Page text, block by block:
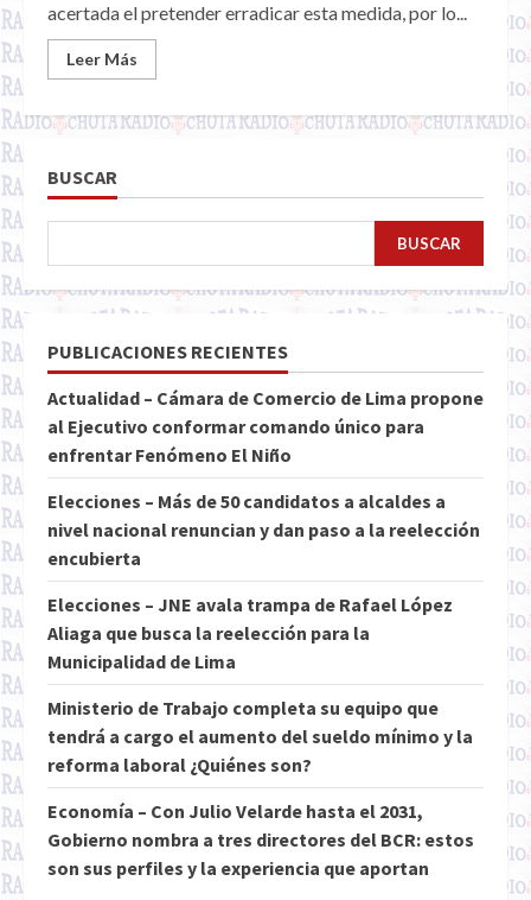
acertada el pretender erradicar esta medida, por lo...
Leer Más
BUSCAR
BUSCAR
PUBLICACIONES RECIENTES
Actualidad – Cámara de Comercio de Lima propone
al Ejecutivo conformar comando único para
enfrentar Fenómeno El Niño
Elecciones – Más de 50 candidatos a alcaldes a
nivel nacional renuncian y dan paso a la reelección
encubierta
Elecciones – JNE avala trampa de Rafael López
Aliaga que busca la reelección para la
Municipalidad de Lima
Ministerio de Trabajo completa su equipo que
tendrá a cargo el aumento del sueldo mínimo y la
reforma laboral ¿Quiénes son?
Economía – Con Julio Velarde hasta el 2031,
Gobierno nombra a tres directores del BCR: estos
son sus perfiles y la experiencia que aportan